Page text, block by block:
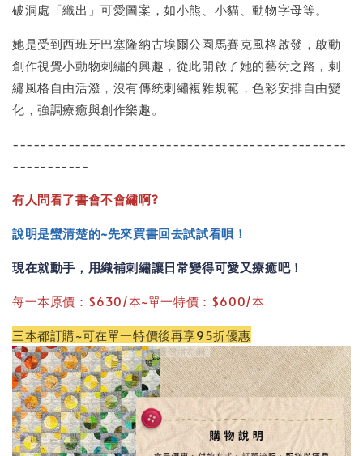
破洞處「織出」可愛圖案，如小熊、小貓、動物字母等。
她是受到西班牙巴塞隆納古埃爾公園馬賽克風格啟發，啟動
創作視覺小動物刺繡的興趣，從此開啟了她的藝術之路，刺
繡風格自由活潑，沒有傳統刺繡複雜規範，色彩安排自由變
化，強調療癒與創作樂趣。
------------------------------------------------
-----------
有人問看了書會不會繡啊?
說明是蠻清楚的~先來買書回去試試看唄！
現在就動手，用織補刺繡讓日常變得可愛又療癒吧！
每一本原價：$630/本~單一特價：$600/本
三本都訂購~可在單一特價後再享95折優惠